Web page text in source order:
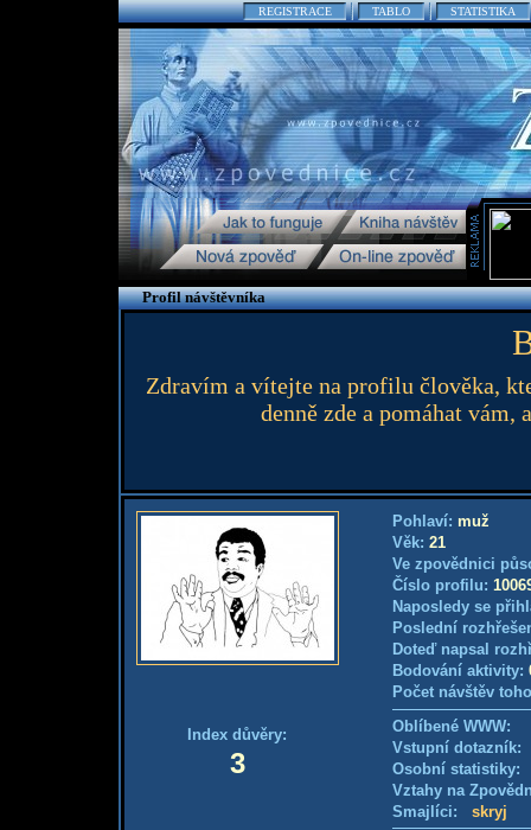
REGISTRACE TABLO STATISTIKA
Profil návštěvníka
Zdravím a vítejte na profilu člověka,
denně zde a pomáhat
Index důvěry:
3
Pohlaví: muž
Věk: 21
Ve zpovědnici
Číslo profilu:
Naposledy se
Poslední
Doteď napsal
Bodování aktivity:
Počet návštěv
Oblíbené WWW:
Vstupní
Osobní
Vztahy na
Smajlíci: skryj